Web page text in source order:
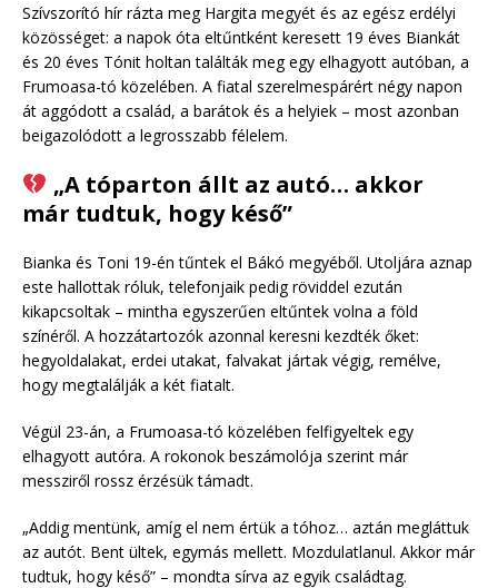
Szívszorító hír rázta meg Hargita megyét és az egész erdélyi
közösséget: a napok óta eltűntként keresett 19 éves Biankát
és 20 éves Tónit holtan találták meg egy elhagyott autóban, a
Frumoasa-tó közelében. A fiatal szerelmespárért négy napon
át aggódott a család, a barátok és a helyiek – most azonban
beigazolódott a legrosszabb félelem.
„A tóparton állt az autó… akkor
már tudtuk, hogy késő”
Bianka és Toni 19-én tűntek el Bákó megyéből. Utoljára aznap
este hallottak róluk, telefonjaik pedig röviddel ezután
kikapcsoltak – mintha egyszerűen eltűntek volna a föld
színéről. A hozzátartozók azonnal keresni kezdték őket:
hegyoldalakat, erdei utakat, falvakat jártak végig, remélve,
hogy megtalálják a két fiatalt.
Végül 23-án, a Frumoasa-tó közelében felfigyeltek egy
elhagyott autóra. A rokonok beszámolója szerint már
messziről rossz érzésük támadt.
„Addig mentünk, amíg el nem értük a tóhoz… aztán megláttuk
az autót. Bent ültek, egymás mellett. Mozdulatlanul. Akkor már
tudtuk, hogy késő” – mondta sírva az egyik családtag.